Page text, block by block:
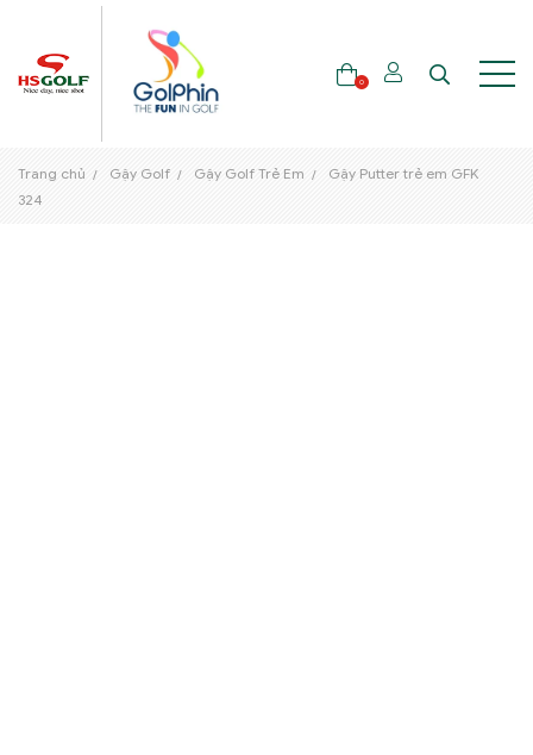
THƯƠNG HIỆU
0
Trang chủ Gậy Golf Gậy Golf Trẻ Em
Gậy Putter trẻ em GFK
324